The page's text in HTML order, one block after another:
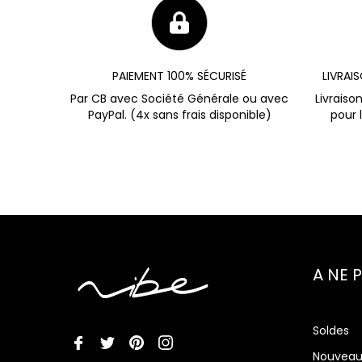
PAIEMENT 100% SÉCURISÉ
Par CB avec Société Générale ou avec
PayPal. (4x sans frais disponible)
pour
A NE
Soldes